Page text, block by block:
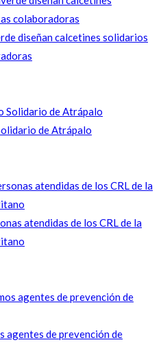
diseñan calcetines solidarios
de Atrápalo
atendidas de los CRL de la
agentes de prevención de